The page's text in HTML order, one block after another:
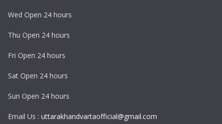
Wed Open 24 hours
Thu Open 24 hours
Fri Open 24 hours
Sat Open 24 hours
Sun Open 24 hours
Email Us : uttarakhandvartaofficial@gmail.com